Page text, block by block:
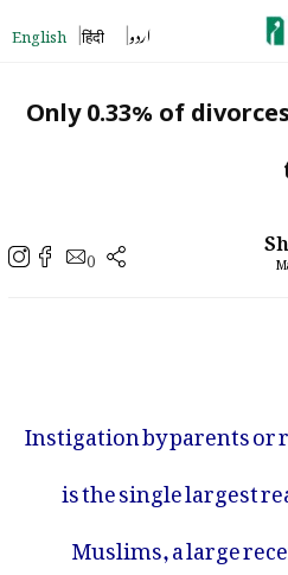
content
English हिंदी اردو
Only 0.33% of
0
Instigation by parents or
is the single largest
Muslims, a large